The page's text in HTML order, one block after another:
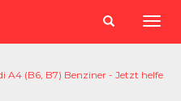
A4 (B6, B7) Benziner - Jetzt helfe